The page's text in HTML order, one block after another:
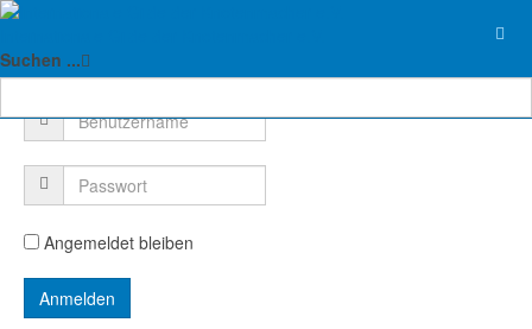
Suchen ...
Login Form
Angemeldet bleiben